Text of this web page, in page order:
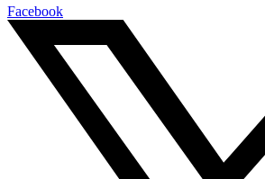
Facebook